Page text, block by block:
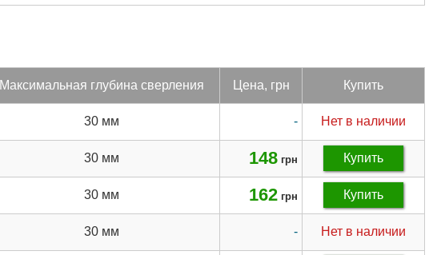
Мак­си­маль­ная глу­бина свер­ле­ния Цена, грн Купить
30 мм - Нет в наличии
30 мм 148 грн Купить
30 мм 162 грн Купить
30 мм - Нет в наличии